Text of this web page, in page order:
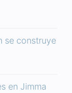
se construye
en Jimma